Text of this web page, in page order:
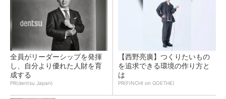
全員がリーダーシップを発揮
し、自分より優れた人財を育
成する
PR(dentsu Japan)
【西野亮廣】つくりたいもの
を追求できる環境の作り方と
は
PR(FINCHI on GOETHE)